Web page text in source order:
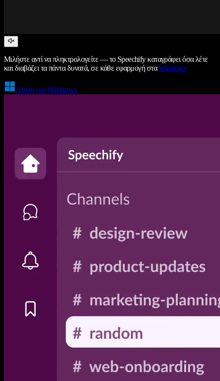
Μιλήστε αντί να πληκτρολογείτε — το Speechify καταγράφει όσα λέτε
και διαβάζει τα πάντα δυνατά, σε κάθε εφαρμογή σταWindows
Λήψη για Windows